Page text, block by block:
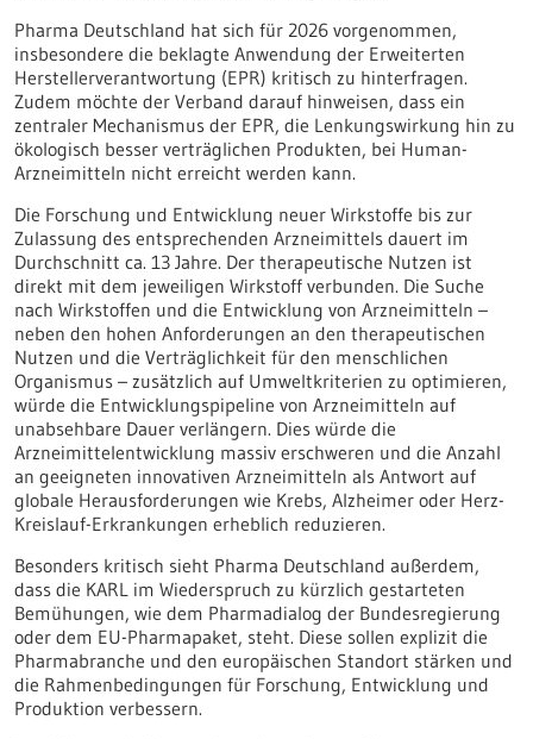
Pharma Deutschland hat sich für 2026 vorgenommen,
insbesondere die beklagte Anwendung der Erweiterten
Herstellerverantwortung (EPR) kritisch zu hinterfragen.
Zudem möchte der Verband darauf hinweisen, dass ein
zentraler Mechanismus der EPR, die Lenkungswirkung hin zu
ökologisch besser verträglichen Produkten, bei Human-
Arzneimitteln nicht erreicht werden kann.
Die Forschung und Entwicklung neuer Wirkstoffe bis zur
Zulassung des entsprechenden Arzneimittels dauert im
Durchschnitt ca. 13 Jahre. Der therapeutische Nutzen ist
direkt mit dem jeweiligen Wirkstoff verbunden. Die Suche
nach Wirkstoffen und die Entwicklung von Arzneimitteln –
neben den hohen Anforderungen an den therapeutischen
Nutzen und die Verträglichkeit für den menschlichen
Organismus – zusätzlich auf Umweltkriterien zu optimieren,
würde die Entwicklungspipeline von Arzneimitteln auf
unabsehbare Dauer verlängern. Dies würde die
Arzneimittelentwicklung massiv erschweren und die Anzahl
an geeigneten innovativen Arzneimitteln als Antwort auf
globale Herausforderungen wie Krebs, Alzheimer oder Herz-
Kreislauf-Erkrankungen erheblich reduzieren.
Besonders kritisch sieht Pharma Deutschland außerdem,
dass die KARL im Wiederspruch zu kürzlich gestarteten
Bemühungen, wie dem Pharmadialog der Bundesregierung
oder dem EU-Pharmapaket, steht. Diese sollen explizit die
Pharmabranche und den europäischen Standort stärken und
die Rahmenbedingungen für Forschung, Entwicklung und
Produktion verbessern.